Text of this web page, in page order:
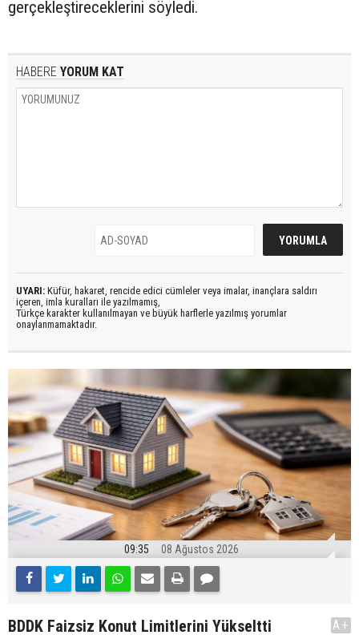
gerçekleştireceklerini söyledi.
HABERE YORUM KAT
UYARI: Küfür, hakaret, rencide edici cümleler veya imalar, inançlara saldırı
içeren, imla kuralları ile yazılmamış,
Türkçe karakter kullanılmayan ve büyük harflerle yazılmış yorumlar
onaylanmamaktadır.
09:35 08 Ağustos 2026
BDDK Faizsiz Konut Limitlerini Yükseltti A+